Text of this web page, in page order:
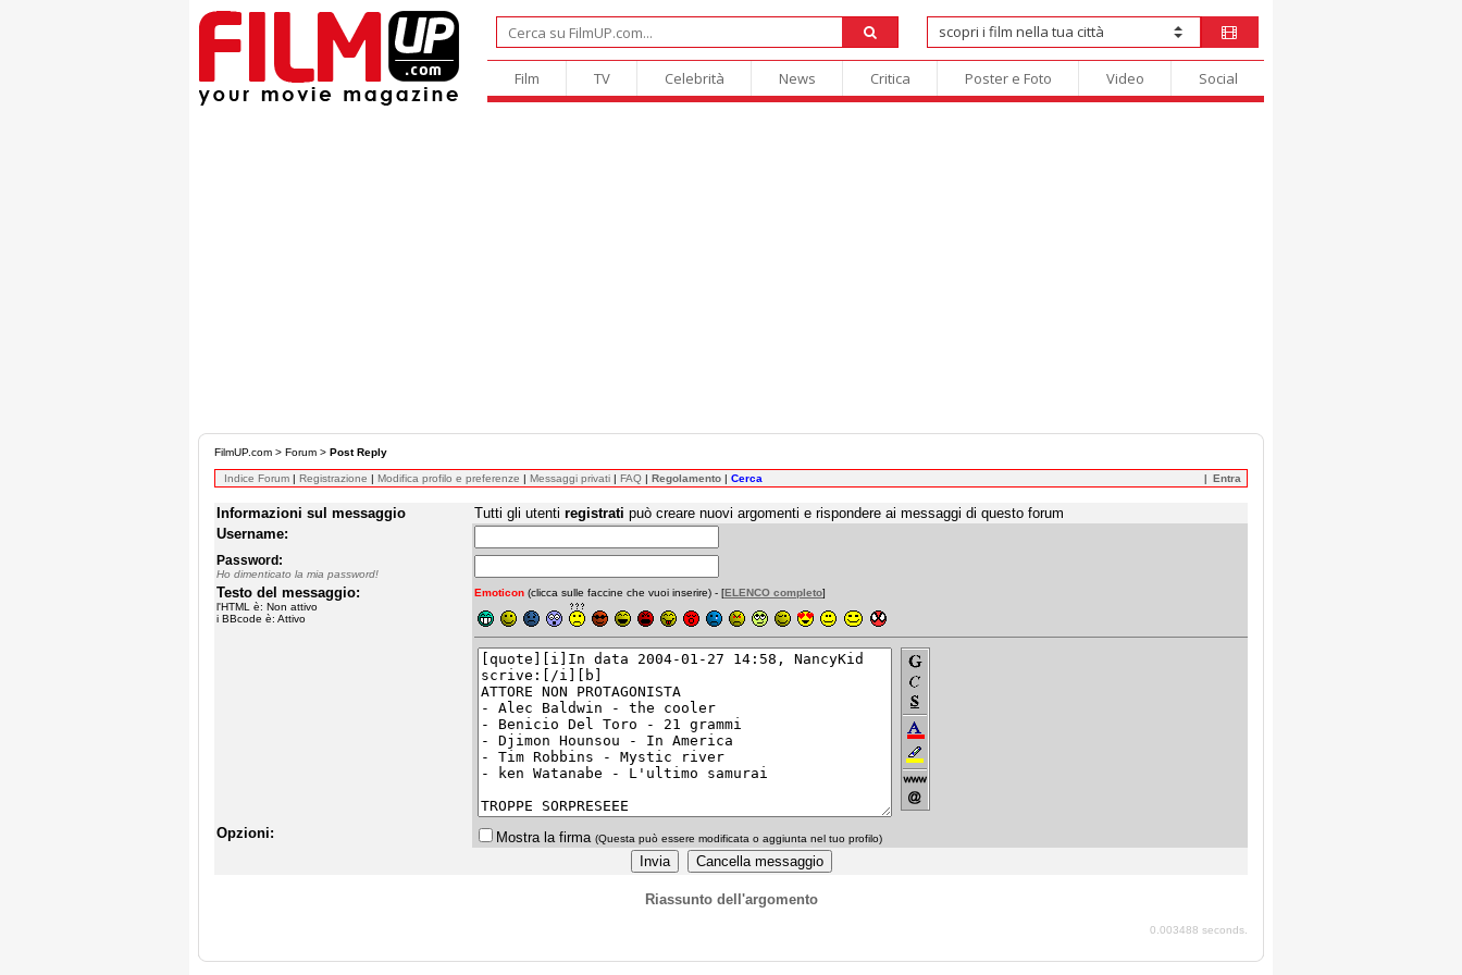
Film TV Celebrità News Critica Poster e Foto Video Social
FilmUP.com > Forum > Post Reply
Indice Forum | Registrazione | Modifica profilo e preferenze | Messaggi privati | FAQ | Regolamento | Cerca Entra
Informazioni sul messaggio Tutti gli utenti registrati può creare nuovi argomenti e rispondere ai messaggi di questo forum
Username:
Password:
Ho dimenticato la mia password!
Testo del messaggio:
l'HTML è: Non attivo
i BBcode è: Attivo
Emoticon (clicca sulle faccine che vuoi inserire) - [ELENCO completo]
Opzioni: Mostra la firma (Questa può essere modificata o aggiunta nel tuo profilo)
Riassunto dell'argomento
0.003488 seconds.